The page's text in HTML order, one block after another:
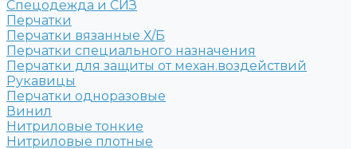
Спецодежда и СИЗ
Перчатки
Перчатки вязанные Х/Б
Перчатки специального назначения
Перчатки для защиты от механ.воздействий
Рукавицы
Перчатки одноразовые
Винил
Нитриловые тонкие
Нитриловые плотные